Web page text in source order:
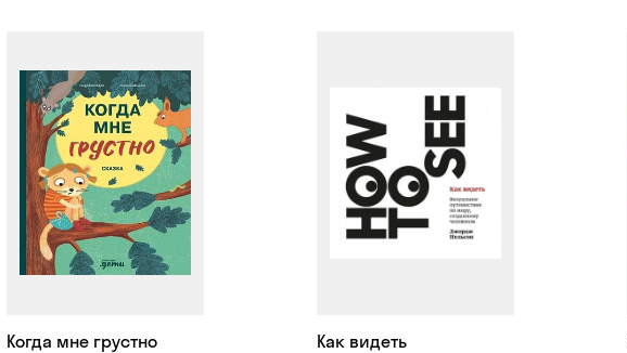
Когда мне грустно Как видеть